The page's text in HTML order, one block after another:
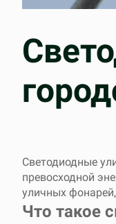
Светодиодные
превосходной
уличных
Что такое